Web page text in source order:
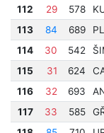
112
29 578
113
84 689
114
30 542
115
31 624
116
32 693
117
33 585